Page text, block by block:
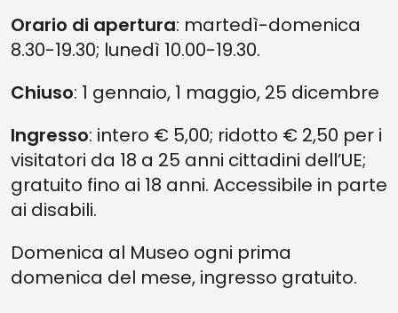
Orario di apertura: martedì-domenica
8.30-19.30; lunedì 10.00-19.30.
Chiuso: 1 gennaio, 1 maggio, 25 dicembre
Ingresso: intero € 5,00; ridotto € 2,50 per i
visitatori da 18 a 25 anni cittadini dell’UE;
gratuito fino ai 18 anni. Accessibile in parte
ai disabili.
Domenica al Museo ogni prima
domenica del mese, ingresso gratuito.